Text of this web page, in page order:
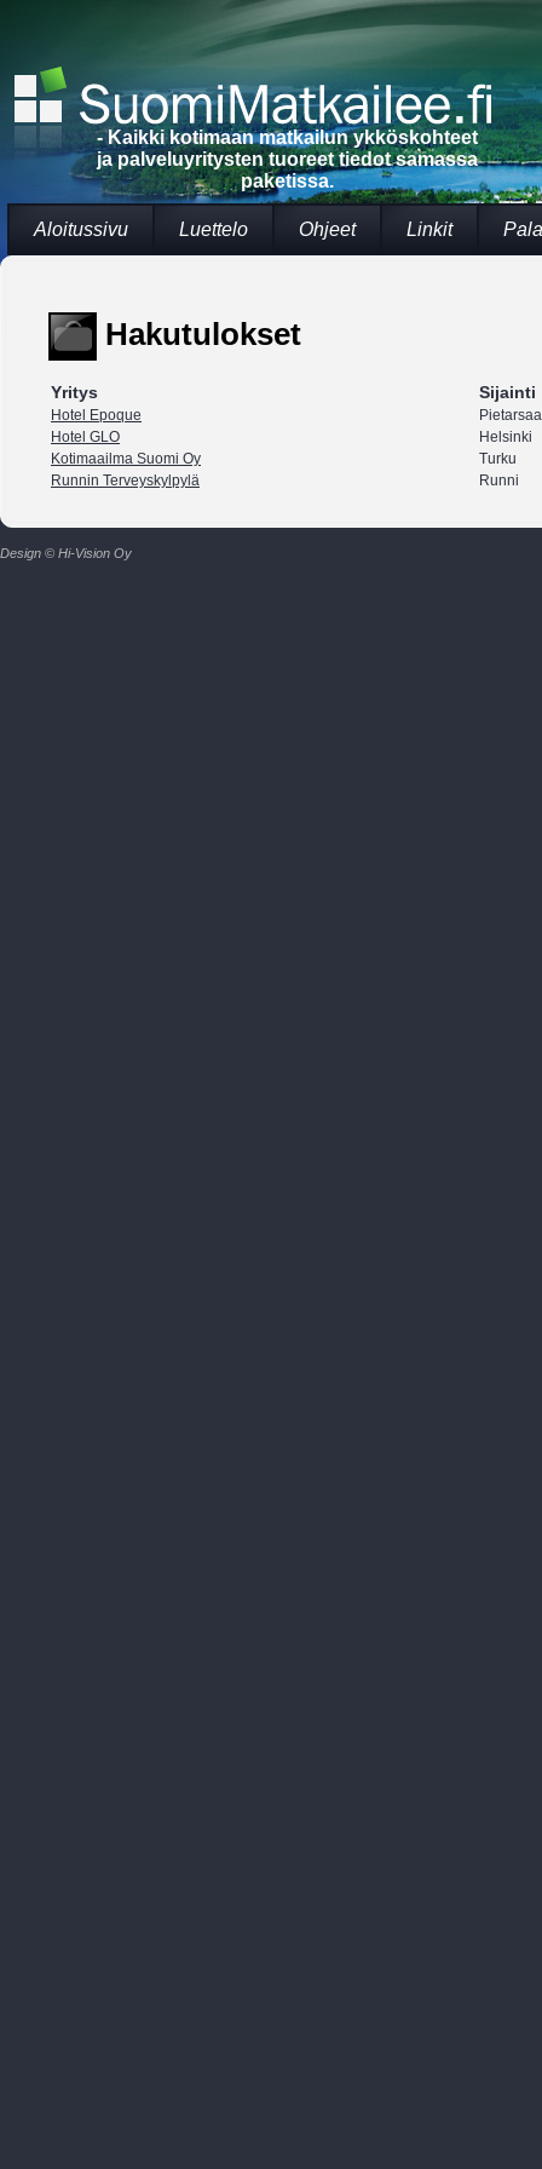
- Kaikki kotimaan matkailun ykköskohteet
ja palveluyritysten tuoreet tiedot samassa
paketissa.
Aloitussivu Luettelo Ohjeet Linkit
Hakutulokset
Yritys Sijainti
Hotel Epoque
Hotel GLO
Helsinki
Kotimaailma Suomi Oy
Turku
Runnin Terveyskylpylä
Runni
Design © Hi-Vision Oy